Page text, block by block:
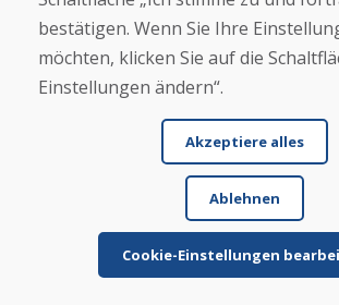
Die Bestellung kam schnell an, alles
verpackt und die Ware ist in
Jana Kováčová, 04.02.2026
★★★
bestätigen. Wenn Sie Ihre
möchten, klicken Sie auf die
Einstellungen ändern“.
Akzeptiere alles
Ablehnen
Cookie-Einstellungen